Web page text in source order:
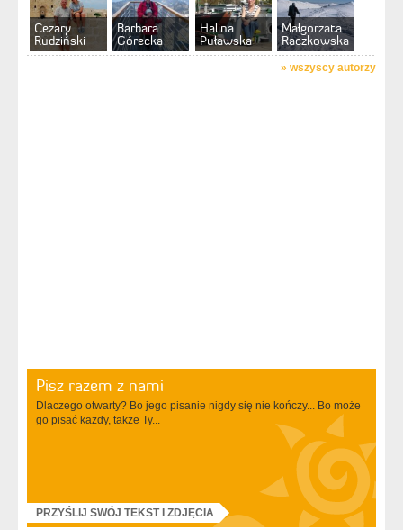
Cezary
Rudziński
Barbara
Górecka
Halina
Puławska
Małgorzata
Raczkowska
» wszyscy autorzy
Pisz razem z nami
Dlaczego otwarty? Bo jego pisanie nigdy się nie kończy... Bo może
go pisać każdy, także Ty...
PRZYŚLIJ SWÓJ TEKST I ZDJĘCIA